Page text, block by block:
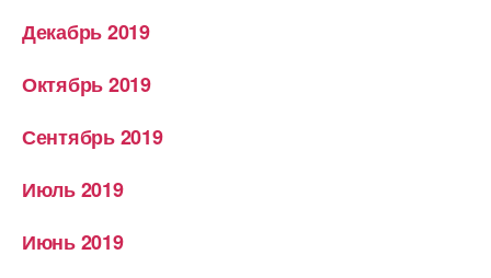
Декабрь 2019
Октябрь 2019
Сентябрь 2019
Июль 2019
Июнь 2019